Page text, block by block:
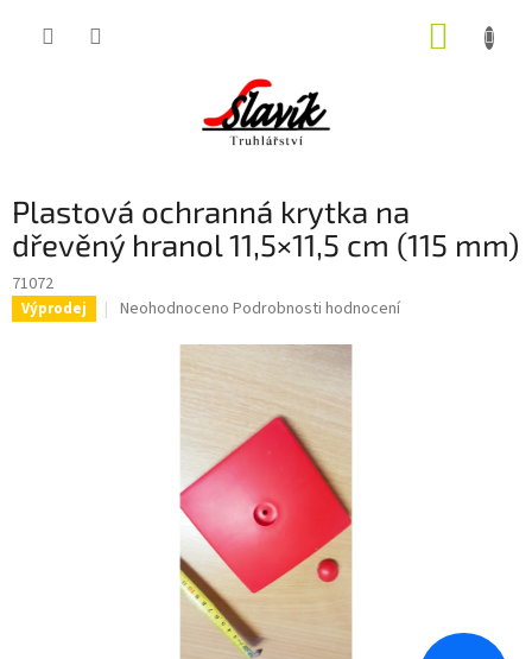
Plastová ochranná krytka na
dřevěný hranol 11,5×11,5 cm (115 mm)
71072
Výprodej
Průměrné
produktu
Neohodnoceno Podrobnosti hodnocení